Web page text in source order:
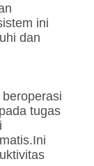
ini
dan
tugas